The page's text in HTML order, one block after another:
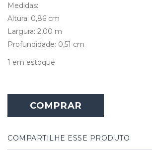
Medidas:
Altura: 0,86 cm
Largura: 2,00 m
Profundidade: 0,51 cm
1 em estoque
COMPRAR
COMPARTILHE ESSE PRODUTO